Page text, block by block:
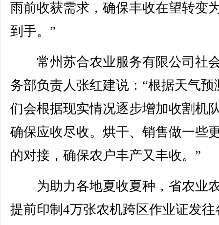
雨前收获需求，确保丰收在望转变
到手。”
常州苏合农业服务有限公司社
务部负责人张红建说：“根据天气预
们会根据现实情况逐步增加收割机
确保应收尽收。烘干、销售做一些
的对接，确保农户丰产又丰收。”
为助力各地夏收夏种，省农业
提前印制4万张农机跨区作业证发往